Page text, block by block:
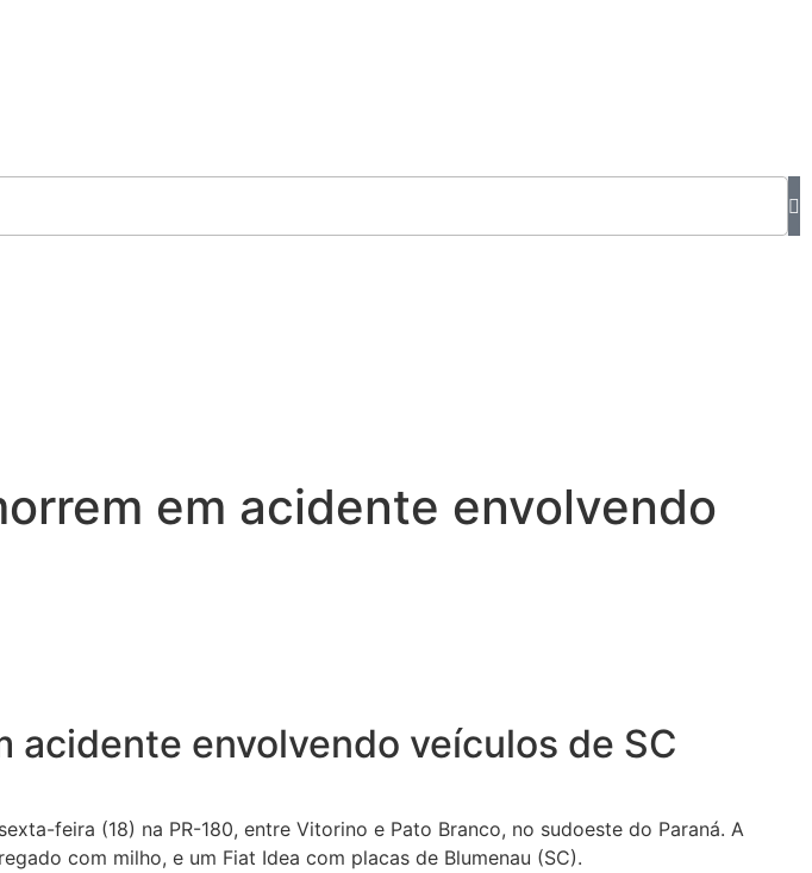
em acidente envolvendo
acidente envolvendo veículos de SC
feira (18) na PR-180, entre Vitorino e Pato Branco, no sudoeste do Paraná. A
com milho, e um Fiat Idea com placas de Blumenau (SC).